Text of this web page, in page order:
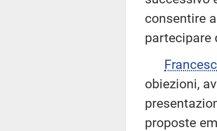
consentire
partecipare
obiezioni,
proposte